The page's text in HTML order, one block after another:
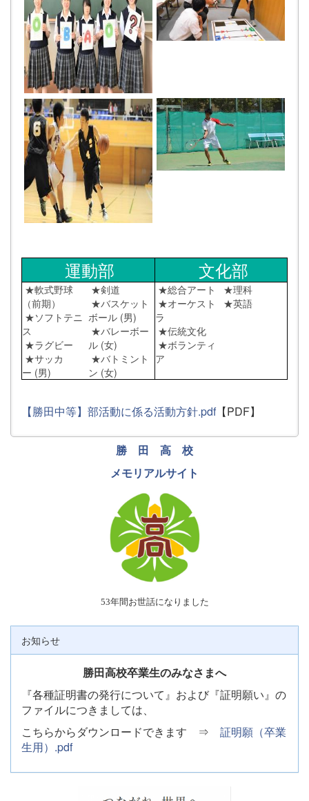
運動部 文化部
★軟式野球
（前期）
★ソフトテニ
ス
★ラグビー
★サッカ
ー (男)
★剣道
★バスケット
ボール (男)
★バレーボー
ル (女)
★バトミント
ン (女)
★総合アート
★オーケスト
ラ
★伝統文化
★ボランティ
ア
★理科
★英語
【勝田中等】部活動に係る活動方針.pdf【PDF】
勝 田 高 校
メモリアルサイト
53年間お世話になりました
お知らせ
勝田高校卒業生のみなさまへ
『各種証明書の発行について』および『証明願い』の
ファイルにつきましては、
こちらからダウンロードできます ⇒ 証明願（卒業
生用）.pdf